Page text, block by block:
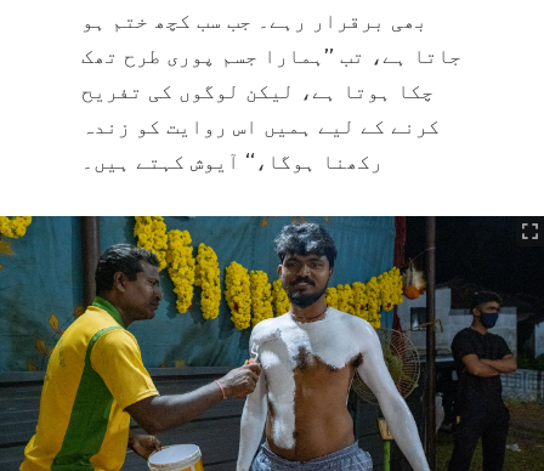
بھی برقرار رہے۔ جب سب کچھ ختم ہو
جاتا ہے، تب ’’ہمارا جسم پوری طرح تھک
چکا ہوتا ہے، لیکن لوگوں کی تفریح
کرنے کے لیے ہمیں اس روایت کو زندہ
رکھنا ہوگا،‘‘ آیوش کہتے ہیں۔